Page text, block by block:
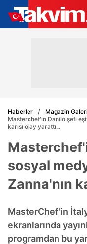
Haberler
Magazin
Masterchef'in Danilo şefi
karısı olay yarattı...
sosyal
Zanna'nın
MasterChef'in
ekranlarında
programdan bu